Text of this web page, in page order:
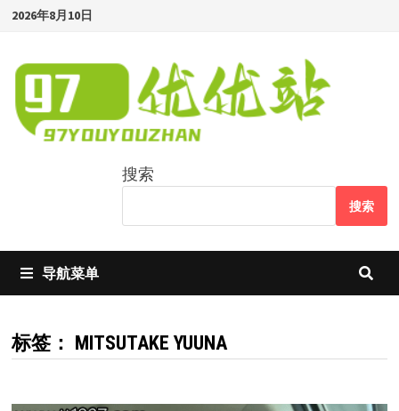
Skip
content
2026年8月10日
搜索
搜索
导航菜单
标签： MITSUTAKE YUUNA